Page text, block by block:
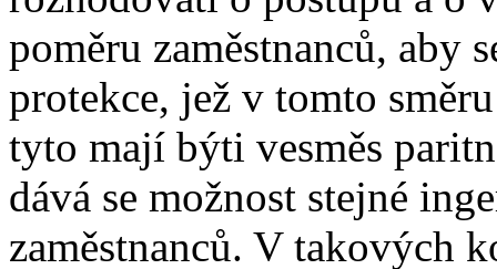
poměru zaměstnanců, aby
protekce, jež v tomto
tyto mají býti vesměs
dává se možnost stejné
zaměstnanců. V takových